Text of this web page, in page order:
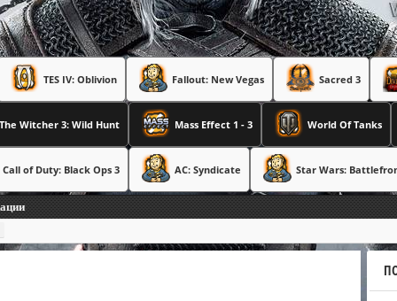
TES IV: Oblivion Fallout: New Vegas Sacred 3
The Witcher 3: Wild Hunt Mass Effect 1 - 3 World Of Tanks
Call of Duty: Black Ops 3 AC: Syndicate Star Wars: